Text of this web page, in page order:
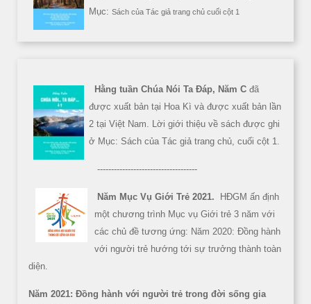
Mục: Sách của Tác giả trang chủ cuối cột 1
Hằng tuần Chúa Nói Ta Đáp, Năm C đã
được xuất bản tại Hoa Kì và được xuất bản lần
2 tại Việt Nam. Lời giới thiệu về sách được ghi
ở Mục: Sách của Tác giả trang chủ, cuối cột 1.
------------------------------------
Năm Mục Vụ Giới Trẻ 2021.
HĐGM ấn định
một chương trình Mục vụ Giới trẻ 3 năm với
các chủ đề tương ứng: Năm 2020: Đồng hành
với người trẻ hướng tới sự trưởng thành toàn
diện.
Năm 2021: Đồng hành với người trẻ trong đời sống gia